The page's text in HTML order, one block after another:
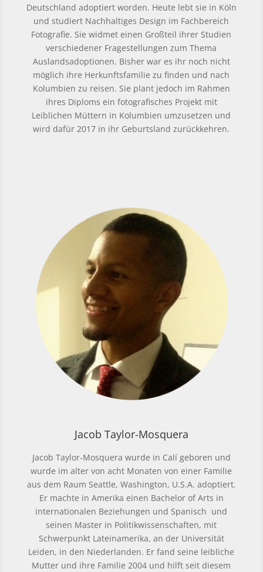
Deutschland adoptiert worden. Heute lebt sie in Köln
und studiert Nachhaltiges Design im Fachbereich
Fotografie. Sie widmet einen Großteil ihrer Studien
verschiedener Fragestellungen zum Thema
Auslandsadoptionen. Bisher war es ihr noch nicht
möglich ihre Herkunftsfamilie zu finden und nach
Kolumbien zu reisen. Sie plant jedoch im Rahmen
ihres Diploms ein fotografisches Projekt mit
Leiblichen Müttern in Kolumbien umzusetzen und
wird dafür 2017 in ihr Geburtsland zurückkehren.
Jacob Taylor-Mosquera
Jacob Taylor-Mosquera wurde in Calí geboren und
wurde im alter von acht Monaten von einer Familie
aus dem Raum Seattle, Washington, U.S.A. adoptiert.
Er machte in Amerika einen Bachelor of Arts in
internationalen Beziehungen und Spanisch und
seinen Master in Politikwissenschaften, mit
Schwerpunkt Lateinamerika, an der Universität
Leiden, in den Niederlanden. Er fand seine leibliche
Mutter und ihre Familie 2004 und hilft seit diesem